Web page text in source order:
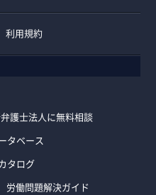
利用規約
護士法人に無料相談
タベース
タログ
労働問題解決ガイド